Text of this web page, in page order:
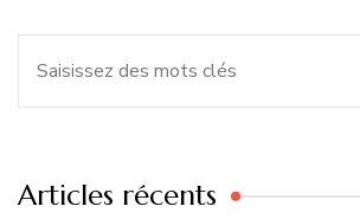
Articles récents